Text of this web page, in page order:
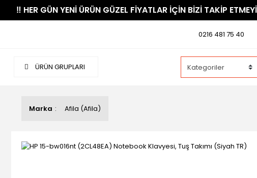
​‼️​ HER GÜN YENİ ÜRÜN GÜZEL FİYATLAR İÇİN BİZİ TAKİP
0216 481 75 40
ÜRÜN GRUPLARI
Marka Afila (Afila)